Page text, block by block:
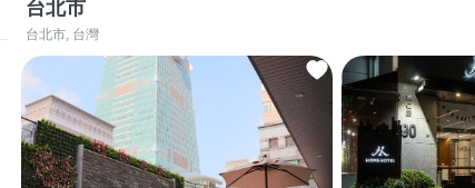
台北市
台北市, 台灣